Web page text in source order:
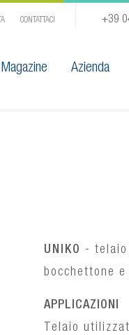
CONTATTACI +39
Magazine Azienda
UNIKO - telaio
bocchettone e
APPLICAZIONI
Telaio